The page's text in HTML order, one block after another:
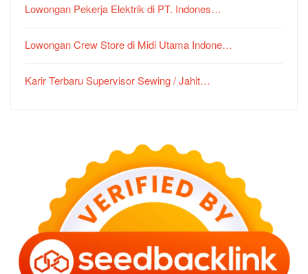
Lowongan Pekerja Elektrik di PT. Indones…
Lowongan Crew Store di Midi Utama Indone…
Karir Terbaru Supervisor Sewing / Jahit…